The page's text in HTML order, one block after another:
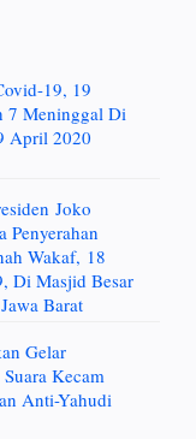
19, 19
7 Meninggal Di
April 2020
Joko
Penyerahan
Wakaf, 18
Di Masjid Besar
Barat
Gelar
Kecam
Anti-Yahudi